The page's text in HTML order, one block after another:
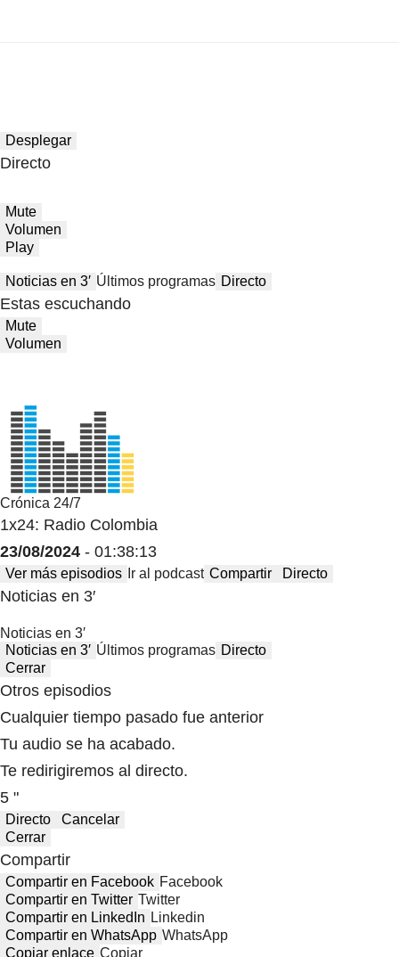
Desplegar
Directo
Mute
Volumen
Play
Noticias en 3′ Últimos programas Directo
Estas escuchando
Mute
Volumen
Crónica 24/7
1x24: Radio Colombia
23/08/2024 - 01:38:13
Ver más episodios Ir al podcast Compartir Directo
Noticias en 3′
Noticias en 3′
Noticias en 3′ Últimos programas Directo
Cerrar
Otros episodios
Cualquier tiempo pasado fue anterior
Tu audio se ha acabado.
Te redirigiremos al directo.
5 "
Directo
Cancelar
Cerrar
Compartir
Compartir en Facebook Facebook
Compartir en Twitter Twitter
Compartir en LinkedIn Linkedin
Compartir en WhatsApp WhatsApp
Copiar enlace Copiar